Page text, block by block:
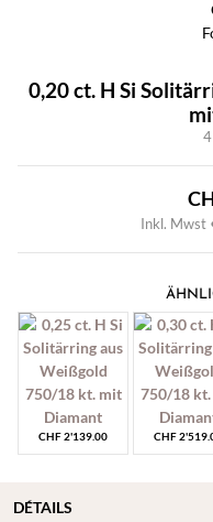
0,20 ct. H Si
Inkl. Mwst
CHF2'139.00 CHF
DÉTAILS